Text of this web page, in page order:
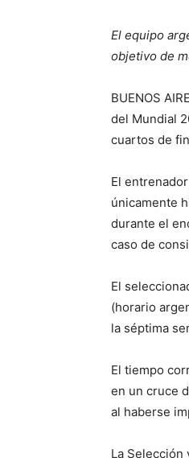
El equipo
objetivo de
BUENOS
del Mundial
cuartos de
El
únicamente
durante el
caso de
El
(horario
la séptima
El tiempo
en un cruce
al haberse
La